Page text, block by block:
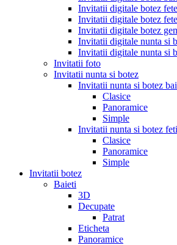
Invitatii digitale botez fete
Invitatii digitale botez
Invitatii digitale botez
Invitatii digitale nunta si
Invitatii digitale nunta si
Invitatii foto
Invitatii nunta si botez
Invitatii nunta si botez
Clasice
Panoramice
Simple
Invitatii nunta si botez
Clasice
Panoramice
Simple
Invitatii botez
Baieti
3D
Decupate
Patrat
Eticheta
Panoramice